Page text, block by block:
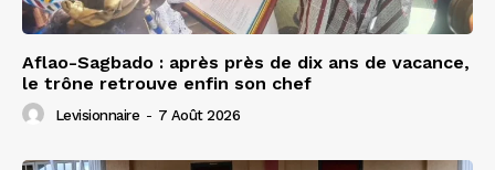
Aflao-Sagbado : après près de dix ans de vacance,
le trône retrouve enfin son chef
Levisionnaire - 7 Août 2026